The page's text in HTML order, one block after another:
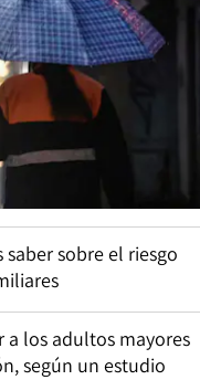
sobre el riesgo
a los adultos mayores
según un estudio